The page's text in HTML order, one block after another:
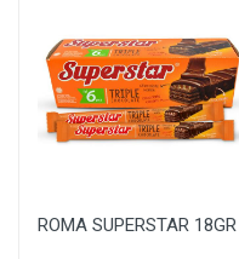
ROMA SUPERSTAR 18GR